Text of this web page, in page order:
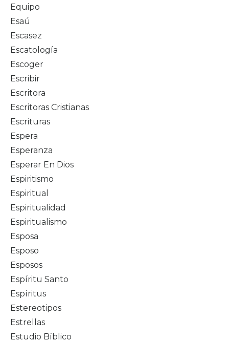
Equipo
Esaú
Escasez
Escatología
Escoger
Escribir
Escritora
Escritoras Cristianas
Escrituras
Espera
Esperanza
Esperar En Dios
Espiritismo
Espiritual
Espiritualidad
Espiritualismo
Esposa
Esposo
Esposos
Espíritu Santo
Espíritus
Estereotipos
Estrellas
Estudio Bíblico